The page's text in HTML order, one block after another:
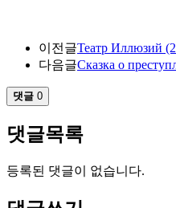
이전글Театр Иллюзий
다음글Сказка о
댓글 0
댓글목록
등록된 댓글이 없습니다.